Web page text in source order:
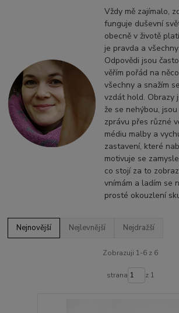
Vždy mě zajímalo,
funguje duševní
obecně v životě
je pravda a
Odpovědi jsou
věřím pořád na
všechny a snažím
vzdát hold. Obrazy
že se nehýbou,
zprávu přes různé
médiu malby a
zastavení, které
motivuje se
co stojí za to
vnímám a ladím se
prosté okouzlení
Nejnovější Nejlevnější Nejdražší
Zobrazuji 1-6 z 6
strana z 1